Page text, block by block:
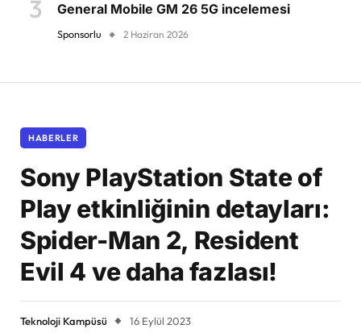
General Mobile GM 26 5G incelemesi
Sponsorlu 2 Haziran 2026
HABERLER
Sony PlayStation State of
Play etkinliğinin detayları:
Spider-Man 2, Resident
Evil 4 ve daha fazlası!
Teknoloji Kampüsü 16 Eylül 2023